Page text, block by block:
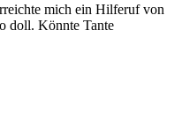
mich ein Hilferuf von
doll. Könnte Tante